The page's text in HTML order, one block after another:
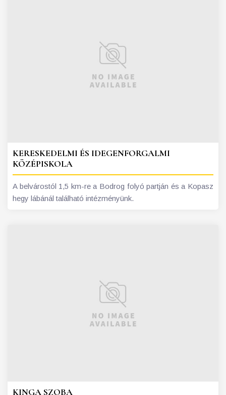
KERESKEDELMI ÉS IDEGENFORGALMI
KÖZÉPISKOLA
A belvárostól 1,5 km-re a Bodrog folyó partján és a Kopasz
hegy lábánál található intézményünk.
KINGA SZOBA